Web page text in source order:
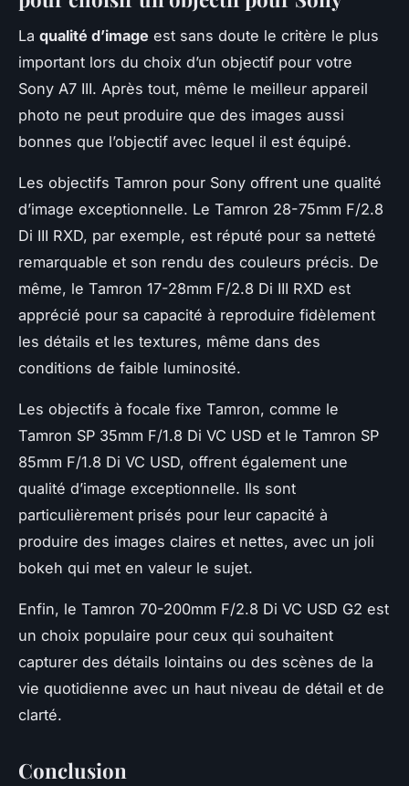
La qualité d’image est sans doute le critère le plus
important lors du choix d’un objectif pour votre
Sony A7 III. Après tout, même le meilleur appareil
photo ne peut produire que des images aussi
bonnes que l’objectif avec lequel il est équipé.
Les objectifs Tamron pour Sony offrent une qualité
d’image exceptionnelle. Le Tamron 28-75mm F/2.8
Di III RXD, par exemple, est réputé pour sa netteté
remarquable et son rendu des couleurs précis. De
même, le Tamron 17-28mm F/2.8 Di III RXD est
apprécié pour sa capacité à reproduire fidèlement
les détails et les textures, même dans des
conditions de faible luminosité.
Les objectifs à focale fixe Tamron, comme le
Tamron SP 35mm F/1.8 Di VC USD et le Tamron SP
85mm F/1.8 Di VC USD, offrent également une
qualité d’image exceptionnelle. Ils sont
particulièrement prisés pour leur capacité à
produire des images claires et nettes, avec un joli
bokeh qui met en valeur le sujet.
Enfin, le Tamron 70-200mm F/2.8 Di VC USD G2 est
un choix populaire pour ceux qui souhaitent
capturer des détails lointains ou des scènes de la
vie quotidienne avec un haut niveau de détail et de
clarté.
Conclusion